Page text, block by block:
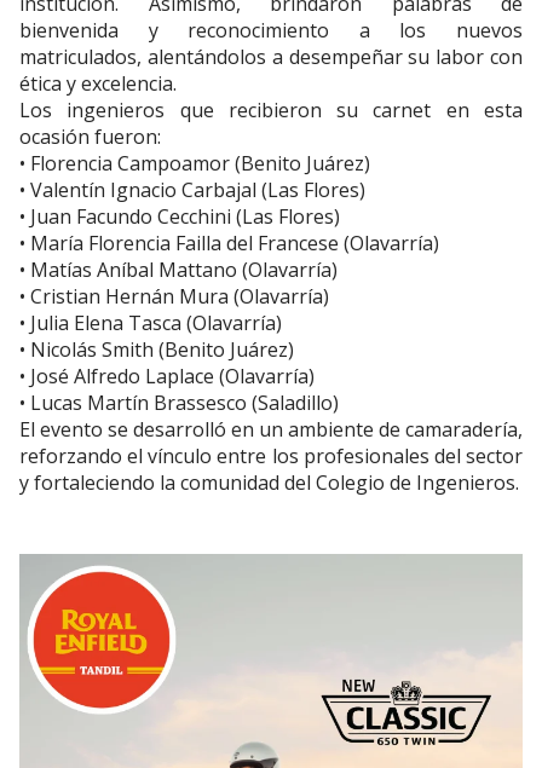
bienvenida y reconocimiento a los nuevos
matriculados, alentándolos a desempeñar su labor con
ética y excelencia.
Los ingenieros que recibieron su carnet en esta
ocasión fueron:
• Florencia Campoamor (Benito Juárez)
• Valentín Ignacio Carbajal (Las Flores)
• Juan Facundo Cecchini (Las Flores)
• María Florencia Failla del Francese (Olavarría)
• Matías Aníbal Mattano (Olavarría)
• Cristian Hernán Mura (Olavarría)
• Julia Elena Tasca (Olavarría)
• Nicolás Smith (Benito Juárez)
• José Alfredo Laplace (Olavarría)
• Lucas Martín Brassesco (Saladillo)
El evento se desarrolló en un ambiente de camaradería,
reforzando el vínculo entre los profesionales del sector
y fortaleciendo la comunidad del Colegio de Ingenieros.